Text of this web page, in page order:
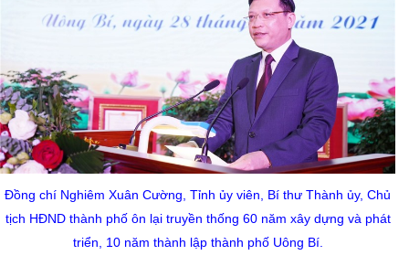
Đồng chí Nghiêm Xuân Cường, Tỉnh ủy viên, Bí thư Thành ủy, Chủ
tịch HĐND thành phố ôn lại truyền thống 60 năm xây dựng và phát
triển, 10 năm thành lập thành phố Uông Bí.